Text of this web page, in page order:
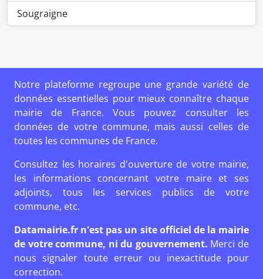
Sougraigne
Notre plateforme regroupe une grande variété de
données essentielles pour mieux connaître chaque
mairie de France. Vous pouvez consulter les
données de votre commune, mais aussi celles de
toutes les communes de France.
Consultez les horaires d'ouverture de votre mairie,
les informations concernant votre maire et ses
adjoints, tous les services publics de votre
commune, etc.
Datamairie.fr n'est pas un site officiel de la mairie
de votre commune, ni du gouvernement. Merci de
nous signaler toute erreur ou inexactitude pour
correction.